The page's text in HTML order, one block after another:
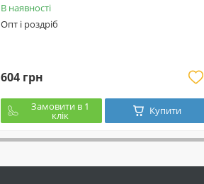
В наявності
Опт і роздріб
604 грн
Замовити в 1
клік Купити